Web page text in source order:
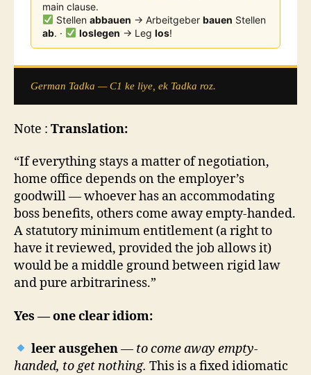
main clause.
Stellen abbauen → Arbeitgeber bauen Stellen
ab. · loslegen → Leg los!
German Tadka — C1 ke liye, ek Tadka roz.
Note : Translation:
“If everything stays a matter of negotiation,
home office depends on the employer’s
goodwill — whoever has an accommodating
boss benefits, others come away empty-handed.
A statutory minimum entitlement (a right to
have it reviewed, provided the job allows it)
would be a middle ground between rigid law
and pure arbitrariness.”
Yes — one clear idiom:
leer ausgehen— to come away empty-
handed, to get nothing. This is a fixed idiomatic